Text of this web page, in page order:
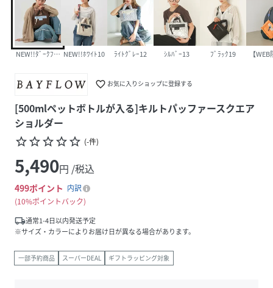
NEW!!ﾀﾞｰｸﾌﾞﾗｳﾝ58NEW!!ﾎﾜｲﾄ10 ﾗｲﾄｸﾞﾚｰ12 ｼﾙﾊﾞｰ13 ﾌﾞﾗｯｸ19 【
favorite_border お気に入りショップに登録する
[500mlペットボトルが入る]キルトパッファースクエア
ショルダー
star_borderstar_borderstar_borderstar_borderstar_border (-件)
5,490円 /税込
499ポイント 内訳
10%ポイントバック
local_shipping通常1-4日以内発送予定
※サイズ・カラーによりお届け日が異なる場合があります。
一部予約商品 スーパーDEAL ギフトラッピング対象